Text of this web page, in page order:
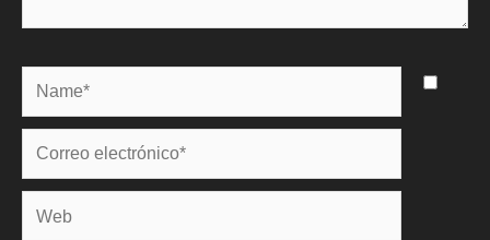
Name*
Correo
electrónico*
Web